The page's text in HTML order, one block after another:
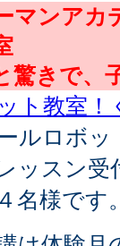
マンア
驚きで、
ト教室
ルロボッ
ッスン
名様です